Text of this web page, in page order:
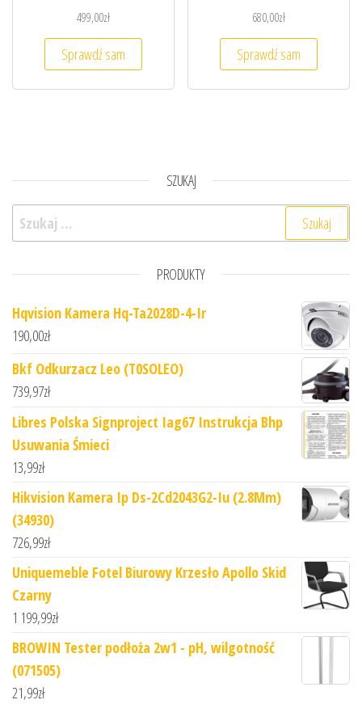
499,00zł
Sprawdź sam
680,00zł
Sprawdź sam
SZUKAJ
Szukaj:
PRODUKTY
Hqvision Kamera Hq-Ta2028D-4-Ir
190,00zł
Bkf Odkurzacz Leo (T0SOLEO)
739,97zł
Libres Polska Signproject Iag67 Instrukcja Bhp
Usuwania Śmieci
13,99zł
Hikvision Kamera Ip Ds-2Cd2043G2-Iu (2.8Mm)
(34930)
726,99zł
Uniquemeble Fotel Biurowy Krzesło Apollo Skid
Czarny
1 199,99zł
BROWIN Tester podłoża 2w1 - pH, wilgotność
(071505)
21,99zł